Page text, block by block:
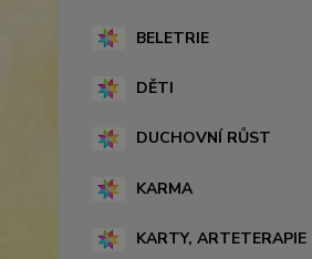
BELETRIE
DĚTI
DUCHOVNÍ RŮST
KARMA
KARTY, ARTETERAPIE